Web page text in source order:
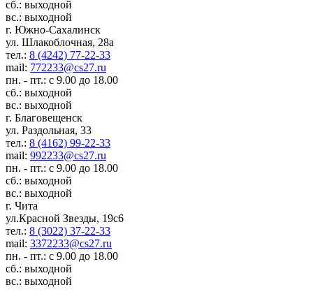
сб.: выходной
вс.: выходной
г. Южно-Сахалинск
ул. Шлакоблочная, 28а
тел.: 8 (4242) 77-22-33
mail: 772233@cs27.ru
пн. - пт.: с 9.00 до 18.00
сб.: выходной
вс.: выходной
г. Благовещенск
ул. Раздольная, 33
тел.: 8 (4162) 99-22-33
mail: 992233@cs27.ru
пн. - пт.: с 9.00 до 18.00
сб.: выходной
вс.: выходной
г. Чита
ул.Красной Звезды, 19с6
тел.: 8 (3022) 37-22-33
mail: 3372233@cs27.ru
пн. - пт.: с 9.00 до 18.00
сб.: выходной
вс.: выходной